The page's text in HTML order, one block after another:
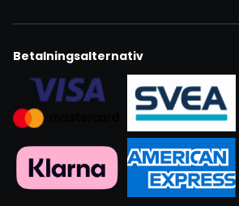
Betalningsalternativ